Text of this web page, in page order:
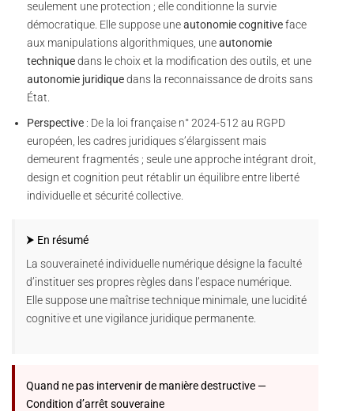
seulement une protection ; elle conditionne la survie
démocratique. Elle suppose uneautonomie cognitiveface
aux manipulations algorithmiques, uneautonomie
techniquedans le choix et la modification des outils, et une
autonomie juridiquedans la reconnaissance de droits sans
État.
Perspective: De la loi française n° 2024-512 au RGPD
européen, les cadres juridiques s’élargissent mais
demeurent fragmentés ; seule une approche intégrant droit,
design et cognition peut rétablir un équilibre entre liberté
individuelle et sécurité collective.
⮞ En résumé
La souveraineté individuelle numérique désigne la faculté
d’instituer ses propres règles dans l’espace numérique.
Elle suppose une maîtrise technique minimale, une lucidité
cognitive et une vigilance juridique permanente.
Quand ne pas intervenir de manière destructive —
Condition d’arrêt souveraine